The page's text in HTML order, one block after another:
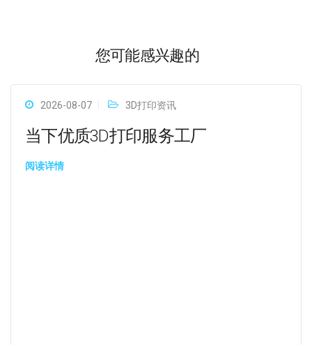
您可能感兴趣的
2026-08-07 3D打印资讯
当下优质3D打印服务工厂
阅读详情